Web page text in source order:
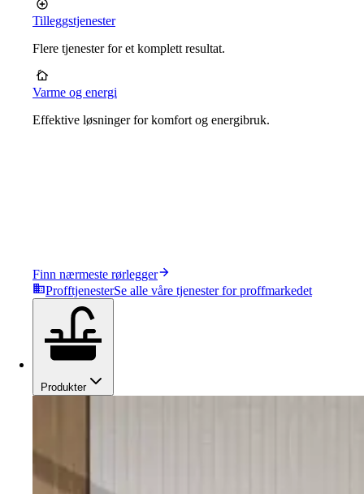
Tilleggstjenester
Flere tjenester for et komplett resultat.
Varme og energi
Effektive løsninger for komfort og energibruk.
Finn nærmeste rørlegger
ProfftjenesterSe alle våre tjenester for proffmarkedet
Produkter